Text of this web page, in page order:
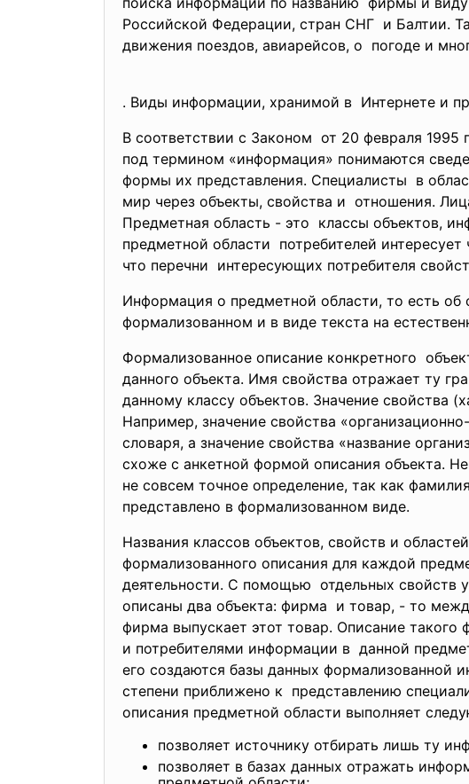
Российской Федерации, стран СНГ и Балтии.
движения поездов, авиарейсов, о погоде и
. Виды информации, хранимой в Интернете и
В соответствии с Законом от 20 февраля
под термином «информация» понимаются
формы их представления. Специалисты в
мир через объекты, свойства и отношения.
Предметная область - это классы объектов,
предметной области потребителей
что перечни интересующих потребителя
Информация о предметной области, то есть об
формализованном и в виде текста на
Формализованное описание конкретного
данного объекта. Имя свойства отражает ту
данному классу объектов. Значение свойства
Например, значение свойства
словаря, а значение свойства «название
схоже с анкетной формой описания объекта.
не совсем точное определение, так как
представлено в формализованном виде.
Названия классов объектов, свойств и
формализованного описания для каждой
деятельности. С помощью отдельных свойств
описаны два объекта: фирма и товар, - то
фирма выпускает этот товар. Описание такого
и потребителями информации в данной
его создаются базы данных формализованной
степени приближено к представлению
описания предметной области выполняет
позволяет источнику отбирать лишь ту
позволяет в базах данных отражать